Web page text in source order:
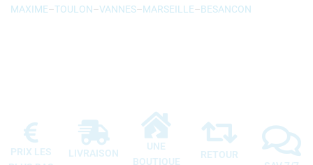
MAXIME–TOULON–VANNES–MARSEILLE–BESANCON
PRIX LES
LIVRAISON
UNE
BOUTIQUE
RETOUR